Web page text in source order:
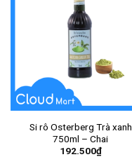
Si rô Osterberg Trà xanh
750ml – Chai
192.500₫